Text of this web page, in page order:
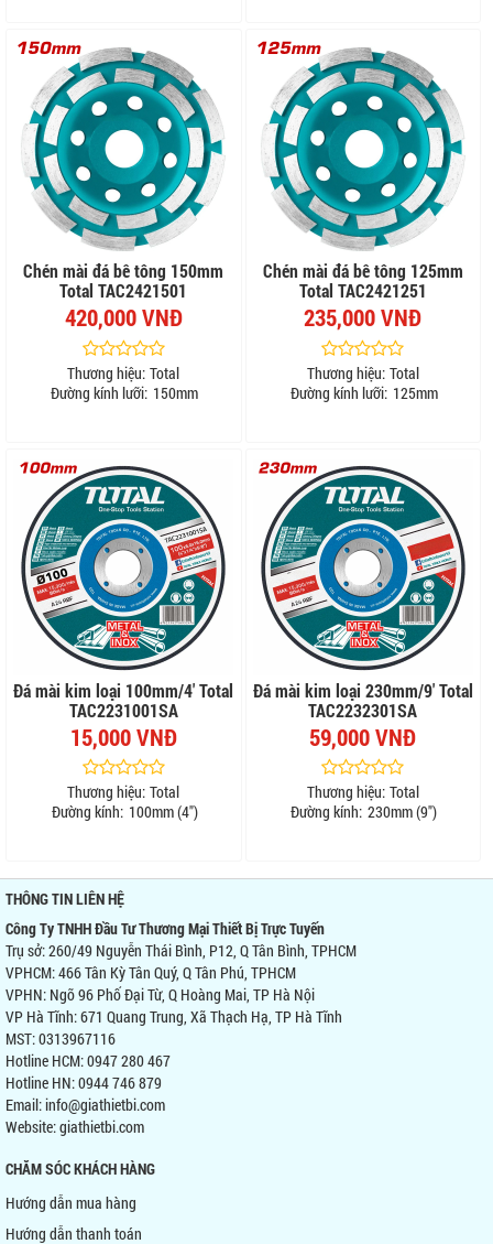
Chén mài đá bê tông 150mm
Total TAC2421501
420,000 VNĐ
Thương hiệu: Total
Đường kính lưỡi: 150mm
Chén mài đá bê tông 125mm
Total TAC2421251
235,000 VNĐ
Thương hiệu: Total
Đường kính lưỡi: 125mm
Đá mài kim loại 100mm/4' Total
TAC2231001SA
15,000 VNĐ
Thương hiệu: Total
Đường kính: 100mm (4")
Đá mài kim loại 230mm/9' Total
TAC2232301SA
59,000 VNĐ
Thương hiệu: Total
Đường kính: 230mm (9")
THÔNG TIN LIÊN HỆ
Công Ty TNHH Đầu Tư Thương Mại Thiết Bị Trực Tuyến
Trụ sở: 260/49 Nguyễn Thái Bình, P12, Q Tân Bình, TPHCM
VPHCM: 466 Tân Kỳ Tân Quý, Q Tân Phú, TPHCM
VPHN: Ngõ 96 Phố Đại Từ, Q Hoàng Mai, TP Hà Nội
VP Hà Tĩnh: 671 Quang Trung, Xã Thạch Hạ, TP Hà Tĩnh
MST: 0313967116
Hotline HCM: 0947 280 467
Hotline HN: 0944 746 879
Email: info@giathietbi.com
Website:giathietbi.com
CHĂM SÓC KHÁCH HÀNG
Hướng dẫn mua hàng
Hướng dẫn thanh toán